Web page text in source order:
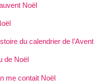
Noël
du calendrier de l’Avent
de Noël
me contait Noël